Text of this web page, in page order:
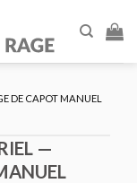
DE CAPOT MANUEL
—